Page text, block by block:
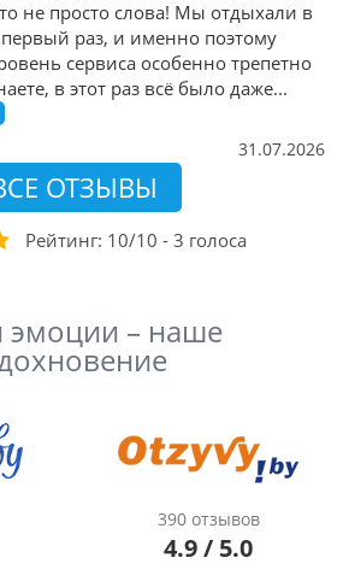
не просто слова! Мы отдыхали в
раз, и именно поэтому
сервиса особенно трепетно
в этот раз всё было даже...
31.07.2026
ОТЗЫВЫ
Рейтинг: 10/10 - 3 голоса
– наше
390 отзывов
4.9 / 5.0